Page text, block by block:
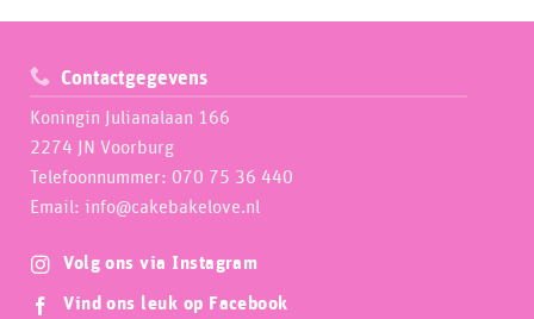
Contactgegevens
Koningin Julianalaan 166
2274 JN Voorburg
Telefoonnummer: 070 75 36 440
Email: info@cakebakelove.nl
Volg ons via Instagram
Vind ons leuk op Facebook